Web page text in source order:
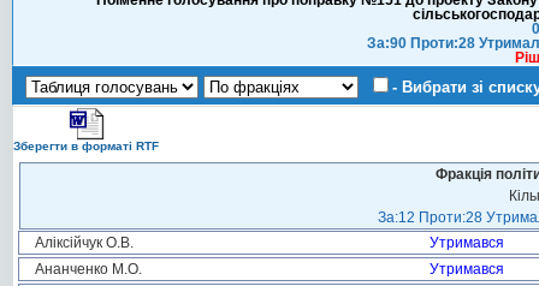
За:90 Проти:28
- Вибрати зі
Зберегти в форматі RTF
Фракція
За:12 Проти:28
Аліксійчук О.В.
Утримався
Ананченко М.О.
Утримався